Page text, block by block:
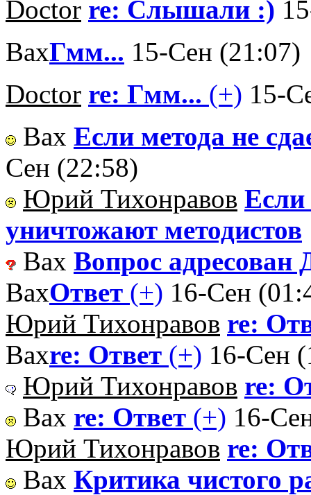
Doctor re: Слышали :)
ВахГмм... 15-Сен (21:07)
Doctor re: Гмм... (+) 15-
Вах Если метода не
Сен (22:58)
Юрий Тихонравов Если
уничтожают методистов
Вах Вопрос адресован
ВахОтвет (+) 16-Сен
Юрий Тихонравов re:
Вахre: Ответ (+) 16-Сен
Юрий Тихонравов re:
Вах re: Ответ (+) 16-
Юрий Тихонравов re:
Вах Критика чистого